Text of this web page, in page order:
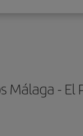
Málaga - El